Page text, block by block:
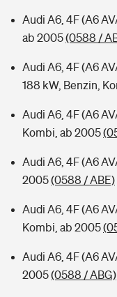
Audi A6, 4F (A6
ab 2005(0588 /
Audi A6, 4F (A6
188 kW, Benzin,
Audi A6, 4F (A6
Kombi, ab 2005
Audi A6, 4F (A6
2005(0588 / ABE)
Audi A6, 4F (A6
Kombi, ab 2005
Audi A6, 4F (A6
2005(0588 / ABG)